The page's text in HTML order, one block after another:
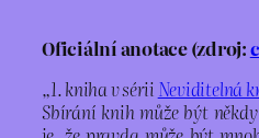
Oficiální anotace (zdroj:
„1. kniha v sérii Neviditelná
Sbírání knih může být